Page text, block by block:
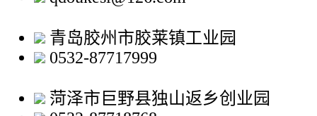
青岛胶州市胶莱镇工业园
0532-87717999
菏泽市巨野县独山返乡创业园